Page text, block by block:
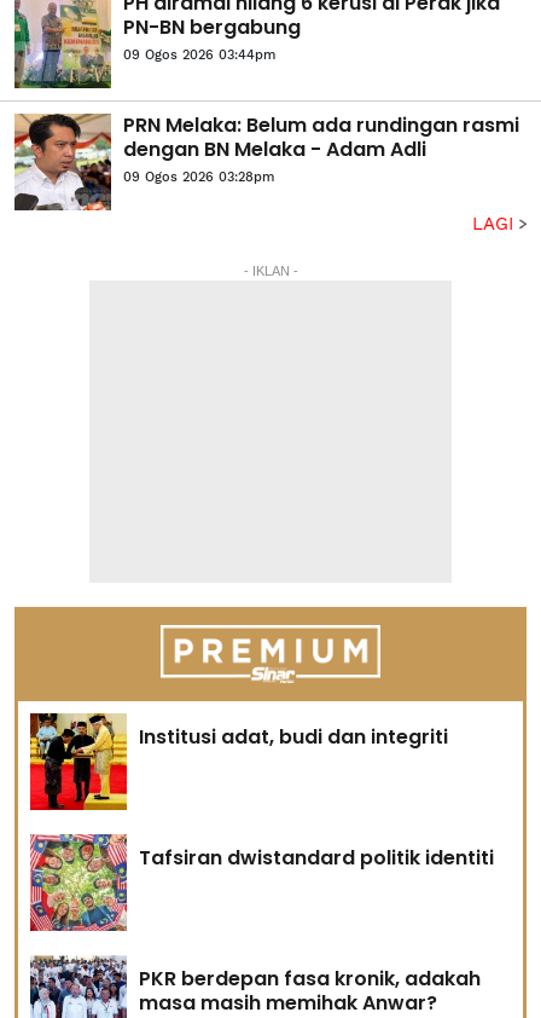
PN-BN bergabung
09 Ogos 2026 03:44pm
PRN Melaka: Belum ada rundingan rasmi
dengan BN Melaka - Adam Adli
09 Ogos 2026 03:28pm
LAGI
- IKLAN -
Institusi adat, budi dan integriti
Tafsiran dwistandard politik identiti
PKR berdepan fasa kronik, adakah
masa masih memihak Anwar?